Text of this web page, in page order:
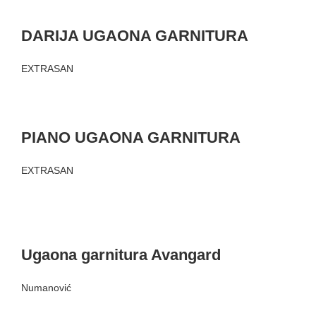
DARIJA UGAONA GARNITURA
EXTRASAN
PIANO UGAONA GARNITURA
EXTRASAN
Ugaona garnitura Avangard
Numanović